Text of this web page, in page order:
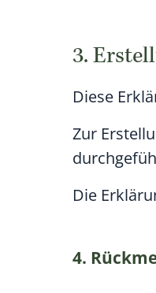
3.
Diese
Zur
Die
4.